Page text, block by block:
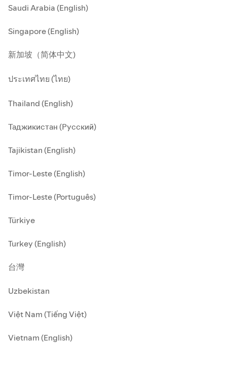
Saudi Arabia (English)
Singapore (English)
新加坡（简体中文)
ประเทศไทย (ไทย)
Thailand (English)
Таджикистан (Русский)
Tajikistan (English)
Timor-Leste (English)
Timor-Leste (Português)
Türkiye
Turkey (English)
台灣
Uzbekistan
Việt Nam (Tiếng Việt)
Vietnam (English)